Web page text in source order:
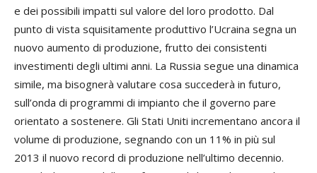
e dei possibili impatti sul valore del loro prodotto. Dal
punto di vista squisitamente produttivo l’Ucraina segna un
nuovo aumento di produzione, frutto dei consistenti
investimenti degli ultimi anni. La Russia segue una dinamica
simile, ma bisognerà valutare cosa succederà in futuro,
sull’onda di programmi di impianto che il governo pare
orientato a sostenere. Gli Stati Uniti incrementano ancora il
volume di produzione, segnando con un 11% in più sul
2013 il nuovo record di produzione nell’ultimo decennio.